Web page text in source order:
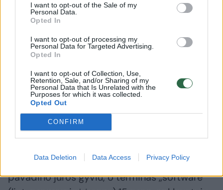
I want to opt-out of the Sale of my
Personal Data.
Opted In
I want to opt-out of processing my
Personal Data for Targeted Advertising.
Opted In
I want to opt-out of Collection, Use,
Retention, Sale, and/or Sharing of my
Personal Data that Is Unrelated with the
Purposes for which it was collected.
Opted Out
CONFIRM
Data Deletion Data Access Privacy Policy
Pagrindinę plokštę (angl. motherboard) 42
proc. palaikė kruizinio laivo deniu, nors iš
tiesų tai – spausdinta schema, naudojama
23 proc. šioje apklausoje dalyvavusių
amerikiečių garso failo sutrumpinimą „mp3“
pakrikštijo filmo „Žvaigždžių karai“ robotu.
Kompaktinių diskų formatą „Blu-ray“ 18 proc.
pavadino jūros gyviu, o terminas „software“